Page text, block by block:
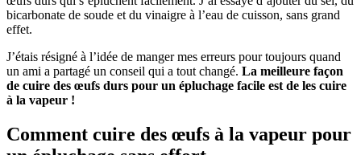
bicarbonate de soude et du vinaigre à l’eau de cuisson, sans grand
effet.
J’étais résigné à l’idée de manger mes erreurs pour toujours quand
un ami a partagé un conseil qui a tout changé. La meilleure façon
de cuire des œufs durs pour un épluchage facile est de les cuire
à la vapeur !
Comment cuire des œufs à la vapeur pour